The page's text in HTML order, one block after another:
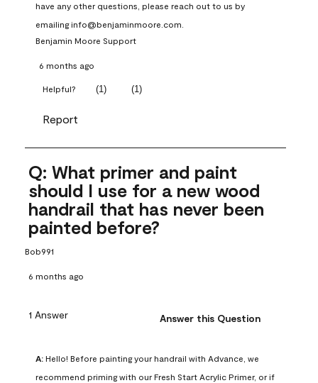
have any other questions, please reach out to us by
emailing info@benjaminmoore.com.
Benjamin Moore Support
6 months ago
Helpful? (1) (1)
Report
Q: What primer and paint
should I use for a new wood
handrail that has never been
painted before?
Bob991
6 months ago
1 Answer Answer this Question
A: Hello! Before painting your handrail with Advance, we
recommend priming with our Fresh Start Acrylic Primer, or if